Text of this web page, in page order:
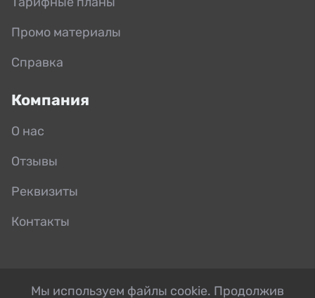
Промо материалы
Справка
Компания
О нас
Отзывы
Реквизиты
Контакты
Мы используем файлы cookie. Продолжив